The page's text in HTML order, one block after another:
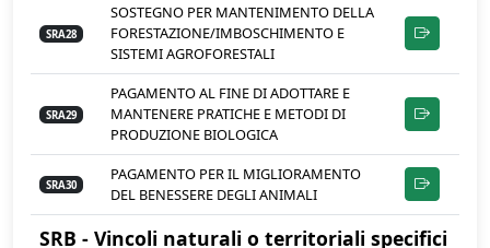
SRA28
SOSTEGNO PER MANTENIMENTO DELLA
FORESTAZIONE/IMBOSCHIMENTO E
SISTEMI AGROFORESTALI
SRA29
PAGAMENTO AL FINE DI ADOTTARE E
MANTENERE PRATICHE E METODI DI
PRODUZIONE BIOLOGICA
SRA30
PAGAMENTO PER IL MIGLIORAMENTO
DEL BENESSERE DEGLI ANIMALI
SRB - Vincoli naturali o territoriali specifici